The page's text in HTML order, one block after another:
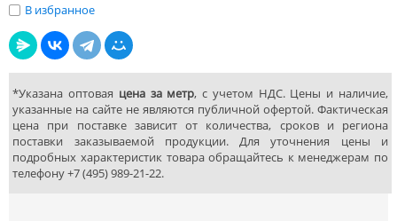
В избранное
*Указана оптовая цена за метр, с учетом НДС. Цены и наличие,
указанные на сайте не являются публичной офертой. Фактическая
цена при поставке зависит от количества, сроков и региона
поставки заказываемой продукции. Для уточнения цены и
подробных характеристик товара обращайтесь к менеджерам по
телефону+7 (495) 989-21-22.